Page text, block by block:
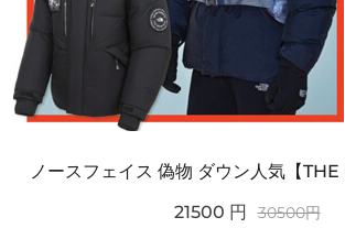
21500 円 30500円